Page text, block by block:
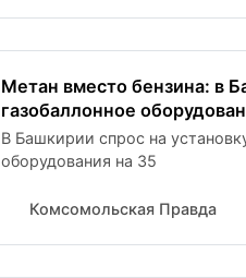
Метан вместо бензина: в
газобаллонное
В Башкирии спрос на
оборудования на 35
Комсомольская Правда